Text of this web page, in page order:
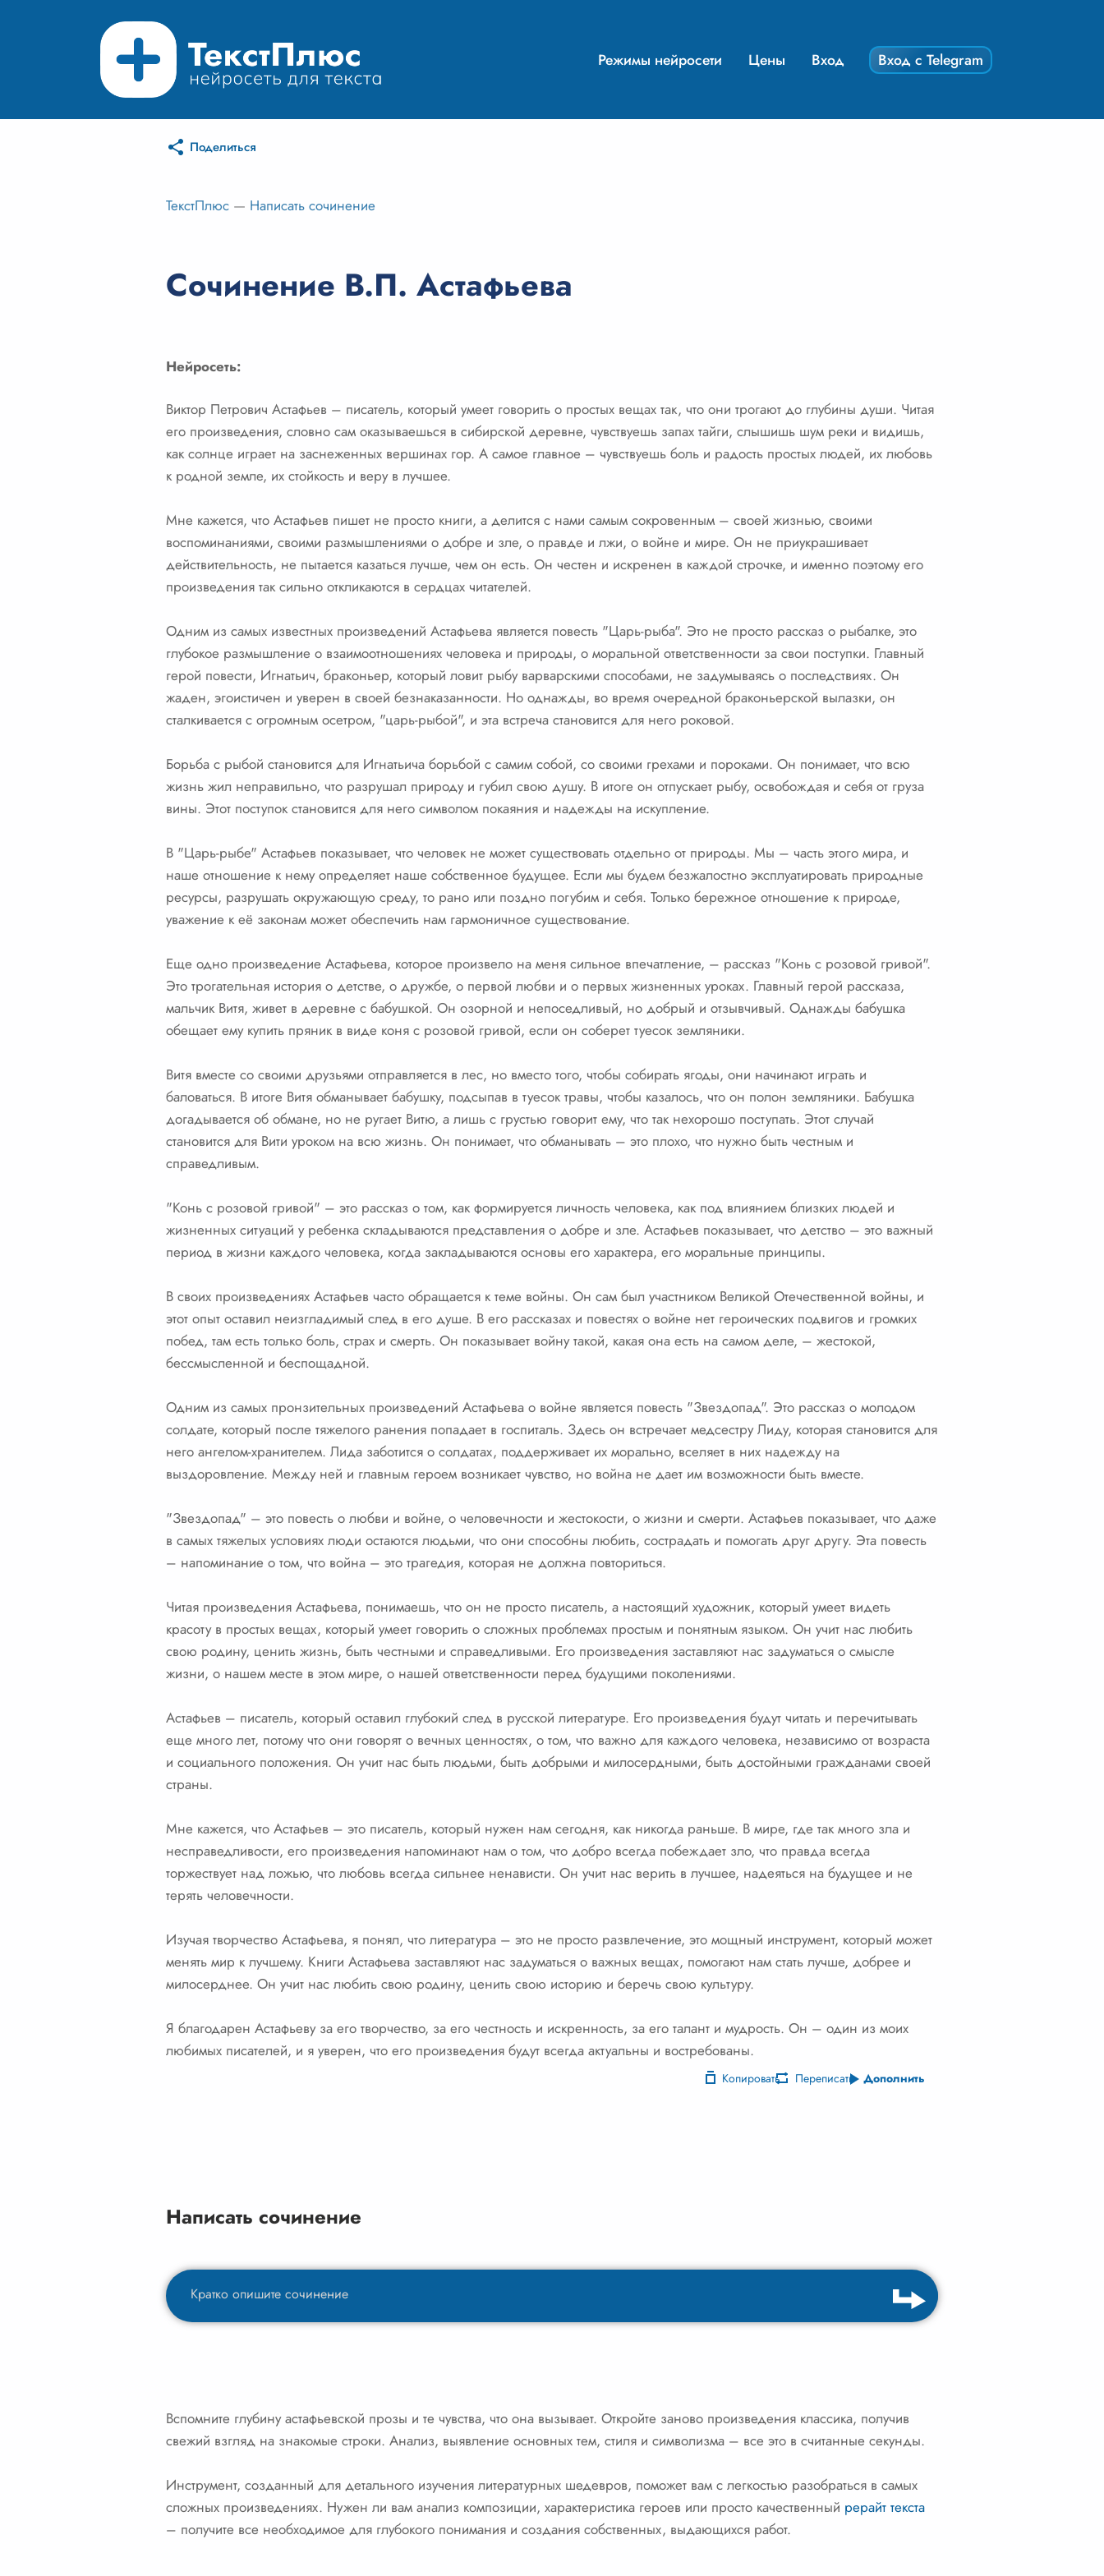
Режимы нейросети Цены Вход Вход с Telegram
Поделиться
ТекстПлюс — Написать сочинение
Сочинение В.П. Астафьева
Нейросеть:
Виктор Петрович Астафьев – писатель, который умеет говорить о простых вещах так, что они трогают до глубины души. Читая
его произведения, словно сам оказываешься в сибирской деревне, чувствуешь запах тайги, слышишь шум реки и видишь,
как солнце играет на заснеженных вершинах гор. А самое главное – чувствуешь боль и радость простых людей, их любовь
к родной земле, их стойкость и веру в лучшее.
Мне кажется, что Астафьев пишет не просто книги, а делится с нами самым сокровенным – своей жизнью, своими
воспоминаниями, своими размышлениями о добре и зле, о правде и лжи, о войне и мире. Он не приукрашивает
действительность, не пытается казаться лучше, чем он есть. Он честен и искренен в каждой строчке, и именно поэтому его
произведения так сильно откликаются в сердцах читателей.
Одним из самых известных произведений Астафьева является повесть "Царь-рыба". Это не просто рассказ о рыбалке, это
глубокое размышление о взаимоотношениях человека и природы, о моральной ответственности за свои поступки. Главный
герой повести, Игнатьич, браконьер, который ловит рыбу варварскими способами, не задумываясь о последствиях. Он
жаден, эгоистичен и уверен в своей безнаказанности. Но однажды, во время очередной браконьерской вылазки, он
сталкивается с огромным осетром, "царь-рыбой", и эта встреча становится для него роковой.
Борьба с рыбой становится для Игнатьича борьбой с самим собой, со своими грехами и пороками. Он понимает, что всю
жизнь жил неправильно, что разрушал природу и губил свою душу. В итоге он отпускает рыбу, освобождая и себя от груза
вины. Этот поступок становится для него символом покаяния и надежды на искупление.
В "Царь-рыбе" Астафьев показывает, что человек не может существовать отдельно от природы. Мы – часть этого мира, и
наше отношение к нему определяет наше собственное будущее. Если мы будем безжалостно эксплуатировать природные
ресурсы, разрушать окружающую среду, то рано или поздно погубим и себя. Только бережное отношение к природе,
уважение к её законам может обеспечить нам гармоничное существование.
Еще одно произведение Астафьева, которое произвело на меня сильное впечатление, – рассказ "Конь с розовой гривой".
Это трогательная история о детстве, о дружбе, о первой любви и о первых жизненных уроках. Главный герой рассказа,
мальчик Витя, живет в деревне с бабушкой. Он озорной и непоседливый, но добрый и отзывчивый. Однажды бабушка
обещает ему купить пряник в виде коня с розовой гривой, если он соберет туесок земляники.
Витя вместе со своими друзьями отправляется в лес, но вместо того, чтобы собирать ягоды, они начинают играть и
баловаться. В итоге Витя обманывает бабушку, подсыпав в туесок травы, чтобы казалось, что он полон земляники. Бабушка
догадывается об обмане, но не ругает Витю, а лишь с грустью говорит ему, что так нехорошо поступать. Этот случай
становится для Вити уроком на всю жизнь. Он понимает, что обманывать – это плохо, что нужно быть честным и
справедливым.
"Конь с розовой гривой" – это рассказ о том, как формируется личность человека, как под влиянием близких людей и
жизненных ситуаций у ребенка складываются представления о добре и зле. Астафьев показывает, что детство – это важный
период в жизни каждого человека, когда закладываются основы его характера, его моральные принципы.
В своих произведениях Астафьев часто обращается к теме войны. Он сам был участником Великой Отечественной войны, и
этот опыт оставил неизгладимый след в его душе. В его рассказах и повестях о войне нет героических подвигов и громких
побед, там есть только боль, страх и смерть. Он показывает войну такой, какая она есть на самом деле, – жестокой,
бессмысленной и беспощадной.
Одним из самых пронзительных произведений Астафьева о войне является повесть "Звездопад". Это рассказ о молодом
солдате, который после тяжелого ранения попадает в госпиталь. Здесь он встречает медсестру Лиду, которая становится для
него ангелом-хранителем. Лида заботится о солдатах, поддерживает их морально, вселяет в них надежду на
выздоровление. Между ней и главным героем возникает чувство, но война не дает им возможности быть вместе.
"Звездопад" – это повесть о любви и войне, о человечности и жестокости, о жизни и смерти. Астафьев показывает, что даже
в самых тяжелых условиях люди остаются людьми, что они способны любить, сострадать и помогать друг другу. Эта повесть
– напоминание о том, что война – это трагедия, которая не должна повториться.
Читая произведения Астафьева, понимаешь, что он не просто писатель, а настоящий художник, который умеет видеть
красоту в простых вещах, который умеет говорить о сложных проблемах простым и понятным языком. Он учит нас любить
свою родину, ценить жизнь, быть честными и справедливыми. Его произведения заставляют нас задуматься о смысле
жизни, о нашем месте в этом мире, о нашей ответственности перед будущими поколениями.
Астафьев – писатель, который оставил глубокий след в русской литературе. Его произведения будут читать и перечитывать
еще много лет, потому что они говорят о вечных ценностях, о том, что важно для каждого человека, независимо от возраста
и социального положения. Он учит нас быть людьми, быть добрыми и милосердными, быть достойными гражданами своей
страны.
Мне кажется, что Астафьев – это писатель, который нужен нам сегодня, как никогда раньше. В мире, где так много зла и
несправедливости, его произведения напоминают нам о том, что добро всегда побеждает зло, что правда всегда
торжествует над ложью, что любовь всегда сильнее ненависти. Он учит нас верить в лучшее, надеяться на будущее и не
терять человечности.
Изучая творчество Астафьева, я понял, что литература – это не просто развлечение, это мощный инструмент, который может
менять мир к лучшему. Книги Астафьева заставляют нас задуматься о важных вещах, помогают нам стать лучше, добрее и
милосерднее. Он учит нас любить свою родину, ценить свою историю и беречь свою культуру.
Я благодарен Астафьеву за его творчество, за его честность и искренность, за его талант и мудрость. Он – один из моих
любимых писателей, и я уверен, что его произведения будут всегда актуальны и востребованы.
Копировать Переписать Дополнить
Написать сочинение
Вспомните глубину астафьевской прозы и те чувства, что она вызывает. Откройте заново произведения классика, получив
свежий взгляд на знакомые строки. Анализ, выявление основных тем, стиля и символизма – все это в считанные секунды.
Инструмент, созданный для детального изучения литературных шедевров, поможет вам с легкостью разобраться в самых
сложных произведениях. Нужен ли вам анализ композиции, характеристика героев или просто качественный рерайт текста
– получите все необходимое для глубокого понимания и создания собственных, выдающихся работ.